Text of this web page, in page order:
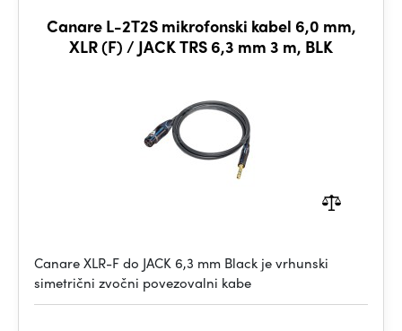
Canare L-2T2S mikrofonski kabel 6,0 mm,
XLR (F) / JACK TRS 6,3 mm 3 m, BLK
Canare XLR-F do JACK 6,3 mm Black je vrhunski
simetrični zvočni povezovalni kabe